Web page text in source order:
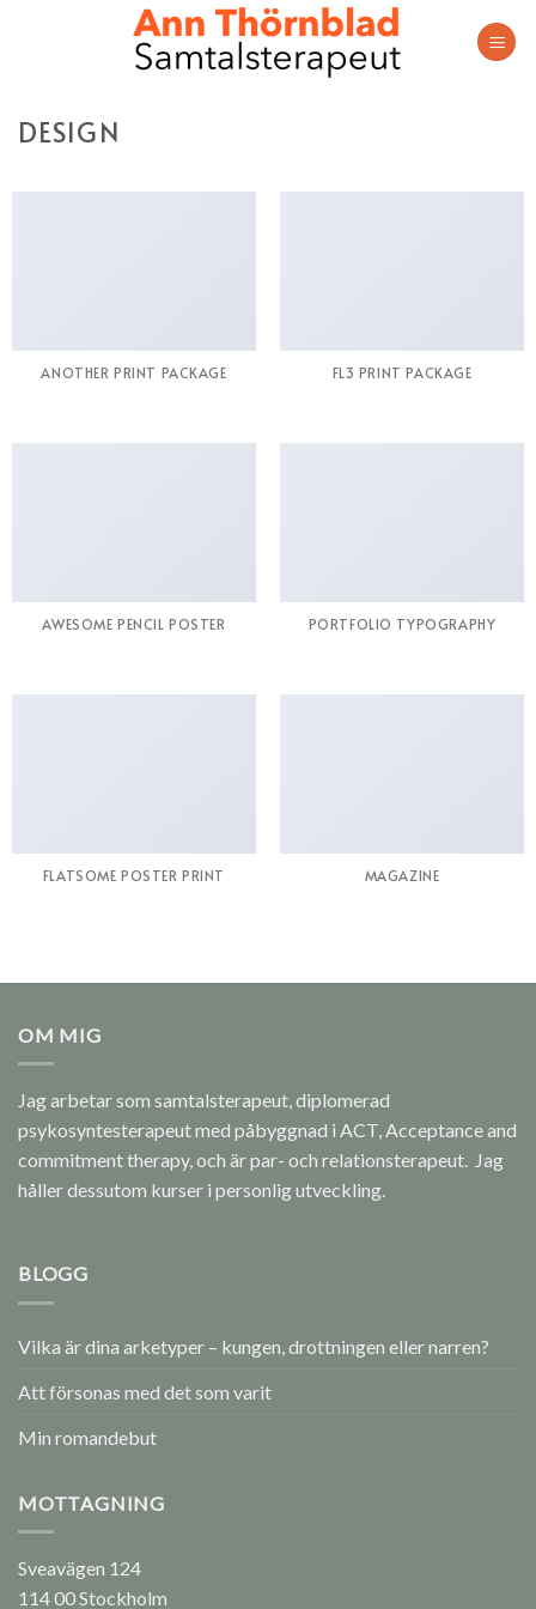
DESIGN
ANOTHER PRINT PACKAGE FL3 PRINT PACKAGE
AWESOME PENCIL POSTER PORTFOLIO TYPOGRAPHY
FLATSOME POSTER PRINT MAGAZINE
OM MIG
Jag arbetar som samtalsterapeut, diplomerad
psykosyntesterapeut med påbyggnad i ACT, Acceptance and
commitment therapy, och är par- och relationsterapeut. Jag
håller dessutom kurser i personlig utveckling.
BLOGG
Vilka är dina arketyper – kungen, drottningen eller narren?
Att försonas med det som varit
Min romandebut
MOTTAGNING
Sveavägen 124
114 00 Stockholm